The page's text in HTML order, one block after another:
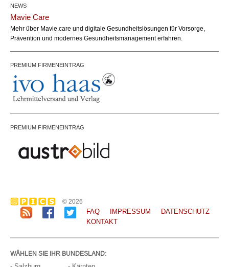
NEWS
Mavie Care
Mehr über Mavie.care und digitale Gesundheitslösungen für Vorsorge,
Prävention und modernes Gesundheitsmanagement erfahren.
PREMIUM FIRMENEINTRAG
PREMIUM FIRMENEINTRAG
© 2026
FAQ IMPRESSUM
DATENSCHUTZ
KONTAKT
WÄHLEN SIE IHR BUNDESLAND: